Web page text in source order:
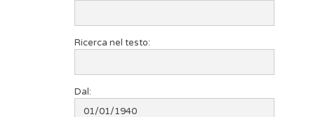
Ricerca nel testo:
Dal: